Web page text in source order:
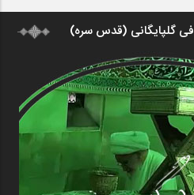
گلپایگانی (قدس سره)